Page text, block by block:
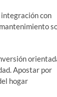
con
Apostar por
hogar